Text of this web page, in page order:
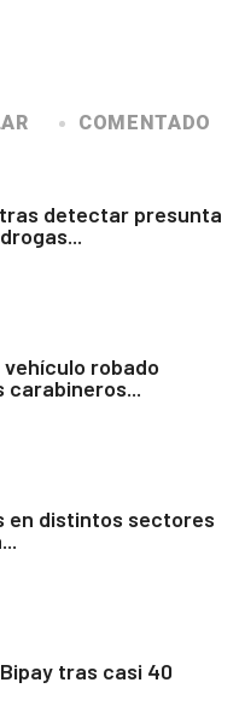
COMENTADO
detectar presunta
robado
carabineros...
en distintos sectores
tras casi 40